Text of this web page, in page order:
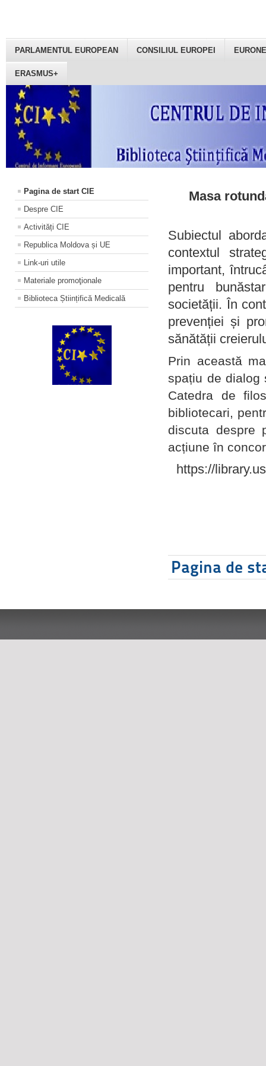
PARLAMENTUL EUROPEAN CONSILIUL EUROPEI
ERASMUS+
Pagina de start CIE
Despre CIE
Activități CIE
Republica Moldova și UE
Link-uri utile
Materiale promoţionale
Biblioteca Științifică Medicală
Masa
Subiectul
contextul
important,
pentru
societății. În
prevenției și
sănătății
Prin această
spațiu de dialog
Catedra de
bibliotecari,
discuta despre
acțiune în
https://
Pagina de